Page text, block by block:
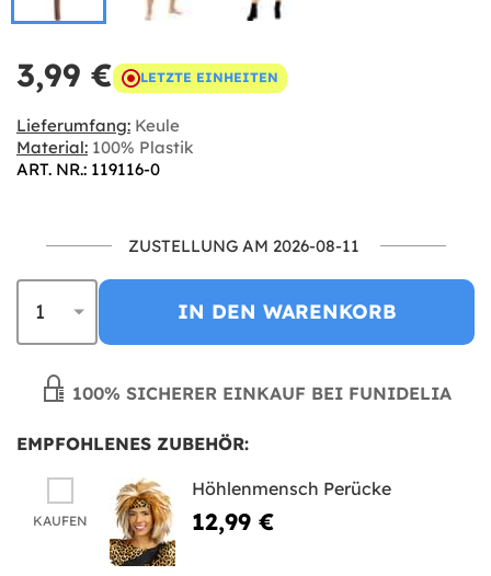
3,99 € LETZTE EINHEITEN
Lieferumfang: Keule
Material: 100% Plastik
ART. NR.: 119116-0
ZUSTELLUNG AM 2026-08-11
IN DEN WARENKORB
100% SICHERER EINKAUF BEI FUNIDELIA
EMPFOHLENES ZUBEHÖR:
KAUFEN
Höhlenmensch Perücke
12,99 €